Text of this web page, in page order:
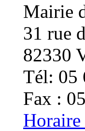
Mairie
31 rue
82330
Tél: 05
Fax :
Horaire